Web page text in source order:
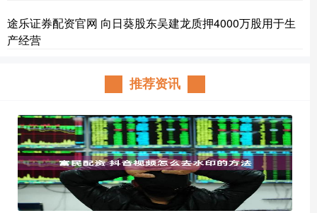
途乐证券配资官网 向日葵股东吴建龙质押4000万股用于生
产经营
推荐资讯